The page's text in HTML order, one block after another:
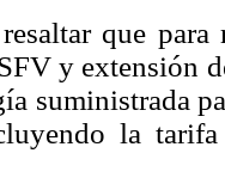
que
y extensión
suministrada
la